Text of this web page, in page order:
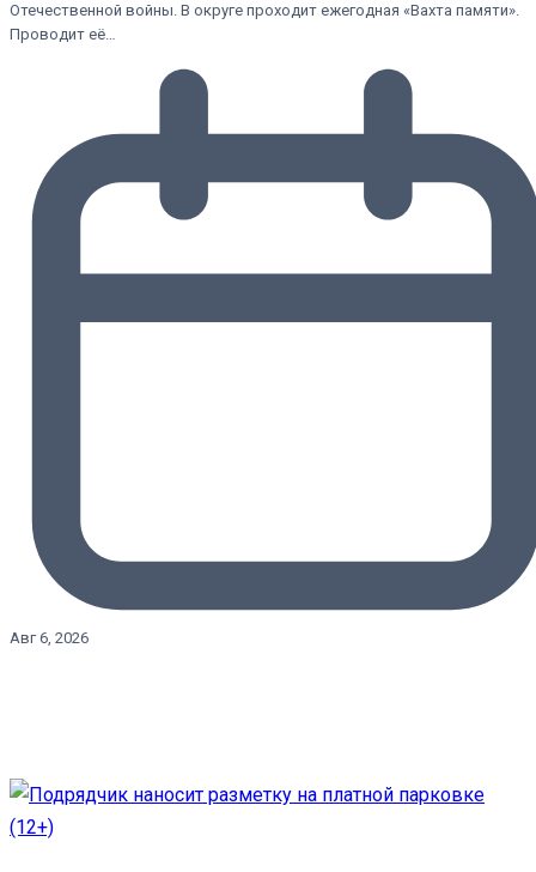
Отечественной войны. В округе проходит ежегодная «Вахта памяти».
Проводит её…
Авг 6, 2026